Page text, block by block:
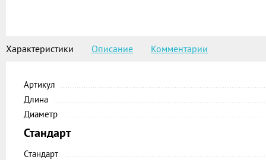
Характеристики Описание Комментарии
Артикул
Длина
Диаметр
Стандарт
Стандарт